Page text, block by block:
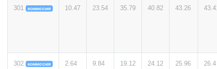
301 комиссия 10.47 23.54 35.79 40.82 43.26
302 комиссия 2.64 9.84 19.12 24.12 25.96 26.4